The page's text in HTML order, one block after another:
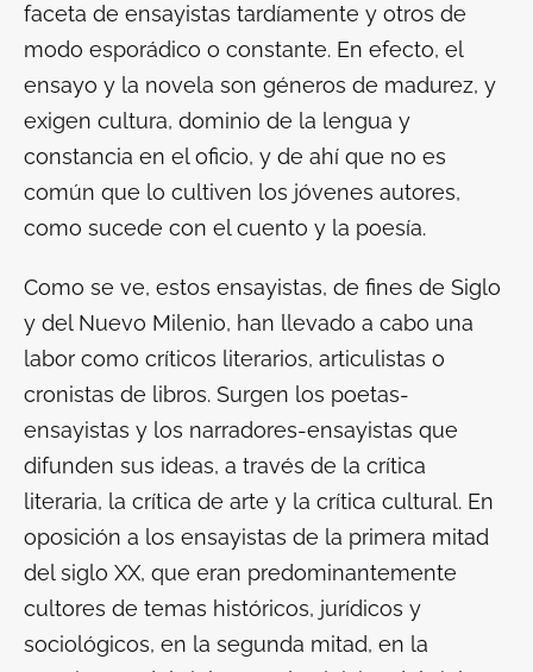
faceta de ensayistas tardíamente y otros de
modo esporádico o constante. En efecto, el
ensayo y la novela son géneros de madurez, y
exigen cultura, dominio de la lengua y
constancia en el oficio, y de ahí que no es
común que lo cultiven los jóvenes autores,
como sucede con el cuento y la poesía.
Como se ve, estos ensayistas, de fines de Siglo
y del Nuevo Milenio, han llevado a cabo una
labor como críticos literarios, articulistas o
cronistas de libros. Surgen los poetas-
ensayistas y los narradores-ensayistas que
difunden sus ideas, a través de la crítica
literaria, la crítica de arte y la crítica cultural. En
oposición a los ensayistas de la primera mitad
del siglo XX, que eran predominantemente
cultores de temas históricos, jurídicos y
sociológicos, en la segunda mitad, en la